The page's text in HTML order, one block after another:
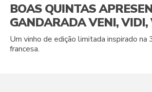
BOAS QUINTAS
GANDARADA VENI, VIDI,
Um vinho de edição limitada inspirado na
francesa.